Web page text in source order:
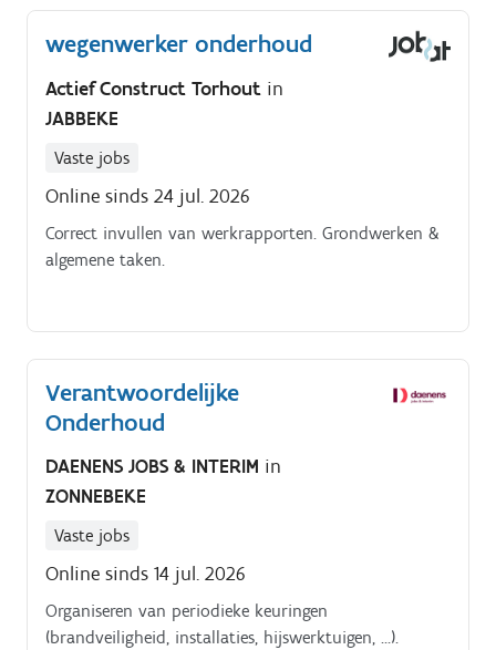
wegenwerker onderhoud
Actief Construct Torhout in
JABBEKE
Vaste jobs
Online sinds 24 jul. 2026
Correct invullen van werkrapporten. Grondwerken &
algemene taken.
Verantwoordelijke
Onderhoud
DAENENS JOBS & INTERIM in
ZONNEBEKE
Vaste jobs
Online sinds 14 jul. 2026
Organiseren van periodieke keuringen
(brandveiligheid, installaties, hijswerktuigen, …).